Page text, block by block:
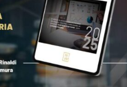
CONTATO
A